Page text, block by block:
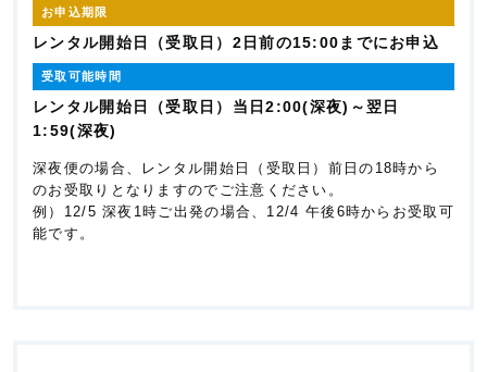
お申込期限
レンタル開始日（受取日）2日前の15:00までにお申込
受取可能時間
レンタル開始日（受取日）当日2:00(深夜)～翌日
1:59(深夜)
深夜便の場合、レンタル開始日（受取日）前日の18時から
のお受取りとなりますのでご注意ください。
例）12/5 深夜1時ご出発の場合、12/4 午後6時からお受取可
能です。